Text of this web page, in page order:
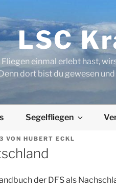
LSC
Fliegen einmal erlebt hast,
dort bist du gewesen
Segelfliegen
VON HUBERT ECKL
der DFS als